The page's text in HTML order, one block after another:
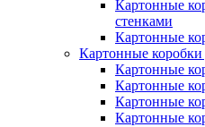
Картонные
стенками
Картонные
Картонные коробки
Картонные
Картонные
Картонные
Картонные